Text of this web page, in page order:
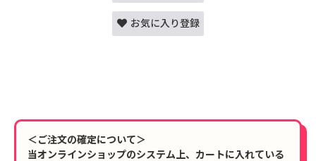
お気に入り登録
＜ご注文の確定について＞
当オンラインショップのシステム上、カートに入れている